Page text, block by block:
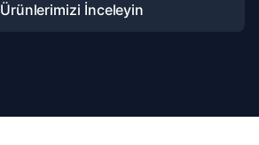
Ürünlerimizi İnceleyin